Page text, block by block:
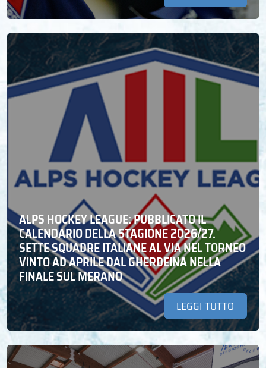
ALPS HOCKEY LEAGUE: PUBBLICATO IL
CALENDARIO DELLA STAGIONE 2026/27.
SETTE SQUADRE ITALIANE AL VIA NEL TORNEO
VINTO AD APRILE DAL GHERDEINA NELLA
FINALE SUL MERANO
LEGGI TUTTO